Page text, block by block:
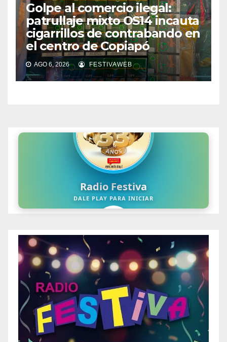
Golpe al comercio ilegal:
patrullaje mixto OS14 incauta
cigarrillos de contrabando en
el centro de Copiapó
AGO 6, 2026 FESTIVAWEB